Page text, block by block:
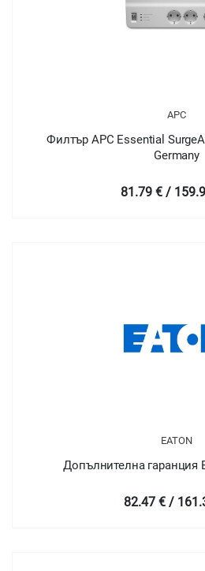
APC
Филтър APC Essential
Germany
81.79 € /
EATON
Допълнителна гаранция
82.47 € /